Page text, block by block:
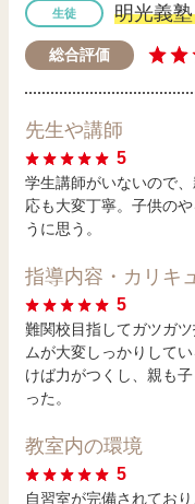
生徒 明光義
総合評価
先生や講師
5
学生講師がいないので
応も大変丁寧。子供の
うに思う。
指導内容・カリキ
5
難関校目指してガツガ
ムが大変しっかりして
けば力がつくし、親も
った。
教室内の環境
5
自習室が完備されてお